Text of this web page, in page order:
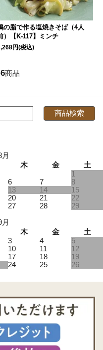
の脂で作る塩焼きそば（4人
）【K-117】ミンチ
円(税込)
6商品
木 金
土
1
6 7
8
13 14
15
20 21
22
27 28
29
木 金
土
3 4
5
10 11
12
17 18
19
24 25
26